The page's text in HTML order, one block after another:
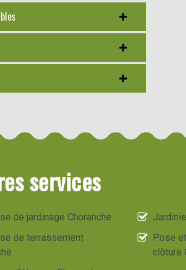
services
de jardinage Choranche
de terrassement
Pose
clôture